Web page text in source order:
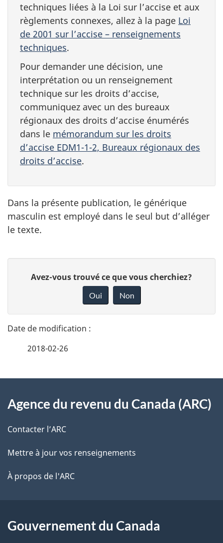
techniques liées à la Loi sur l’accise et aux
règlements connexes, allez à la page Loi
de 2001 sur l’accise – renseignements
techniques.
Pour demander une décision, une
interprétation ou un renseignement
technique sur les droits d’accise,
communiquez avec un des bureaux
régionaux des droits d’accise énumérés
dans le mémorandum sur les droits
d’accise EDM1-1-2, Bureaux régionaux des
droits d’accise.
Dans la présente publication, le générique
masculin est employé dans le seul but d’alléger
le texte.
t
a
l
s
l
a
a
n
o
t
r
e
é
t
a
Avez-vous trouvé ce que vous cherchiez?
Oui Non
2018-02-26
propos
de
ce
site
Agence du revenu du Canada (ARC)
Contacter l’ARC
Mettre à jour vos renseignements
À propos de l'ARC
Gouvernement du Canada